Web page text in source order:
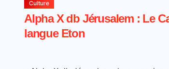
Culture
Alpha X db Jérusalem : Le
langue Eton